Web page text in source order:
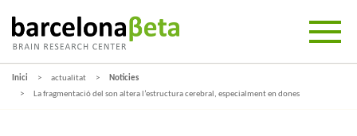
Inici actualitat
Noticies
La fragmentació del son altera l’estructura cerebral, especialment en dones